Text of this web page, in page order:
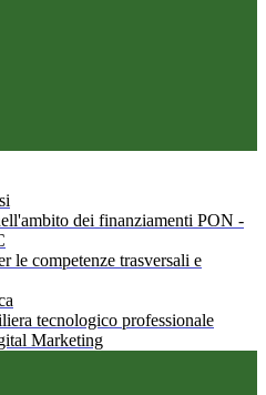
dei finanziamenti PON -
le competenze trasversali e
tecnologico professionale
Marketing